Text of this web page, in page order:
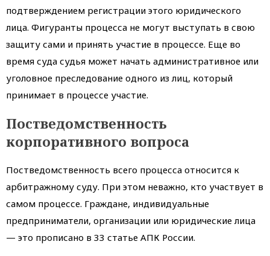
подтверждением регистрации этого юридического
лица. Фигуранты процесса не могут выступать в свою
защиту сами и принять участие в процессе. Еще во
время суда судья может начать административное или
уголовное преследование одного из лиц, который
принимает в процессе участие.
Постведомственность
корпоративного вопроса
Постведомственность всего процесса относится к
арбитражному суду. При этом неважно, кто участвует в
самом процессе. Граждане, индивидуальные
предприниматели, организации или юридические лица
— это прописано в 33 статье АПК России.